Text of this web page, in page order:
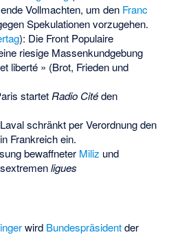
Vollmachten, um den Franc
Spekulationen vorzugehen.
): Die Front Populaire
riesige Massenkundgebung
liberté » (Brot, Frieden und
startet Radio Citéden
schränkt per Verordnung den
Frankreich ein.
bewaffneter Miliz und
ligues
wird Bundespräsidentder